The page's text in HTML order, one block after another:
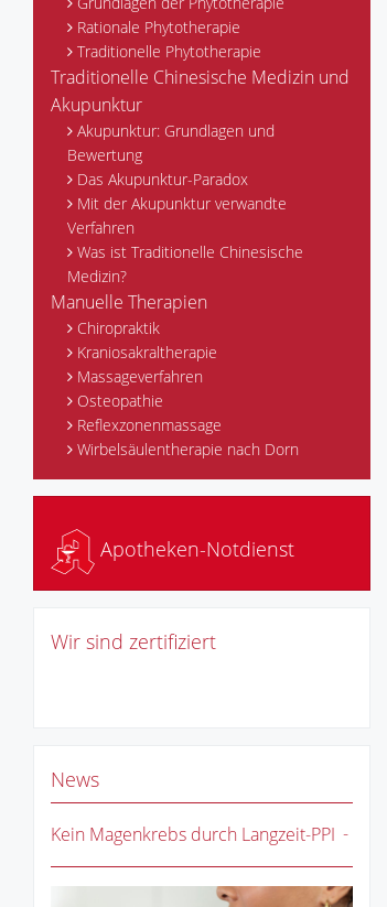
Rationale Phytotherapie
Traditionelle Phytotherapie
Traditionelle Chinesische Medizin und
Akupunktur
Akupunktur: Grundlagen und
Bewertung
Das Akupunktur-Paradox
Mit der Akupunktur verwandte
Verfahren
Was ist Traditionelle Chinesische
Medizin?
Manuelle Therapien
Chiropraktik
Kraniosakraltherapie
Massageverfahren
Osteopathie
Reflexzonenmassage
Wirbelsäulentherapie nach Dorn
Apotheken-Notdienst
Wir sind zertifiziert
News
Kein Magenkrebs durch Langzeit-PPI